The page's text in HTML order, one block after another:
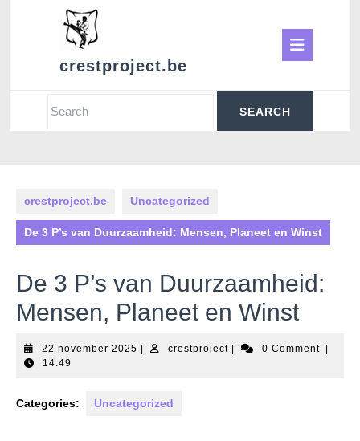
crestproject.be
Search
crestproject.be Uncategorized
De 3 P’s van Duurzaamheid: Mensen, Planeet en Winst
De 3 P’s van Duurzaamheid:
Mensen, Planeet en Winst
22 november 2025 22
crestprojectcrestproject0 Comment
14:49
Categories: Uncategorized